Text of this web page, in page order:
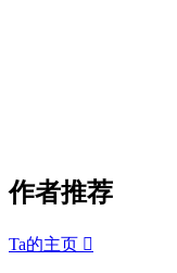
作者推荐
Ta的主页 